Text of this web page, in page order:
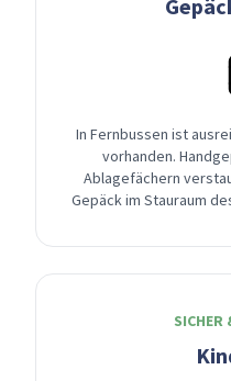
In Fernbussen ist
vorhanden.
Ablagefächern
Gepäck im Stauraum
SICHER